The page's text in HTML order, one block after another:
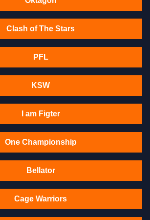
Clash of The Stars
PFL
KSW
I am Figter
One Championship
Bellator
Cage Warriors